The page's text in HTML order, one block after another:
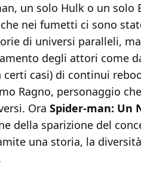
un solo Hulk o un
nei fumetti ci sono
di universi paralleli,
degli attori come
certi casi) di continui
Ragno, personaggio
Ora Spider-man: Un
della sparizione del
una storia, la